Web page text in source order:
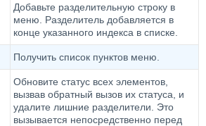
Добавьте разделительную строку в
меню. Разделитель добавляется в
конце указанного индекса в списке.
Получить список пунктов меню.
Обновите статус всех элементов,
вызвав обратный вызов их статуса, и
удалите лишние разделители. Это
вызывается непосредственно перед